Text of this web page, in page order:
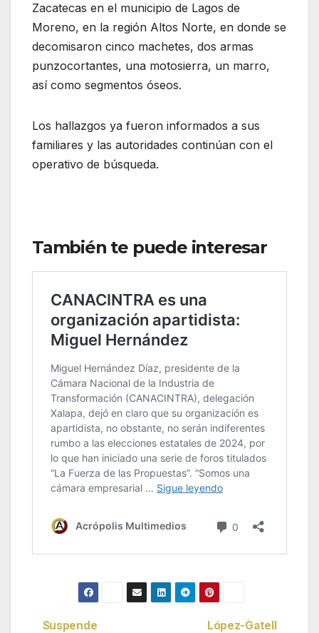
Zacatecas en el municipio de Lagos de
Moreno, en la región Altos Norte, en donde se
decomisaron cinco machetes, dos armas
punzocortantes, una motosierra, un marro,
así como segmentos óseos.
Los hallazgos ya fueron informados a sus
familiares y las autoridades continúan con el
operativo de búsqueda.
También te puede interesar
López-Gatell
Suspende